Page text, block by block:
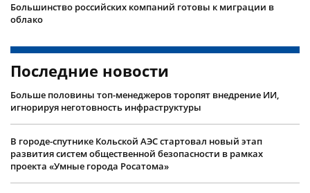
Большинство российских компаний готовы к миграции в
облако
Последние новости
Больше половины топ-менеджеров торопят внедрение ИИ,
игнорируя неготовность инфраструктуры
В городе-спутнике Кольской АЭС стартовал новый этап
развития систем общественной безопасности в рамках
проекта «Умные города Росатома»